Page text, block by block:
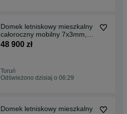
Domek letniskowy mieszkalny
całoroczny mobilny 7x3mm,
21m2 wyposażony pod klucz
48 900 zł
Toruń
Odświeżono dzisiaj o 06:29
Domek letniskowy mieszkalny